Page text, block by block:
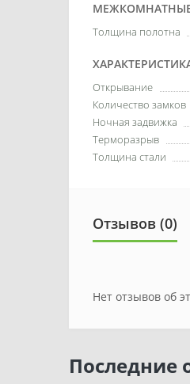
Толщина полотна
Открывание
Количество замков
Ночная задвижка
Терморазрыв
Толщина стали
Отзывов (0)
Нет отзывов об
Последние